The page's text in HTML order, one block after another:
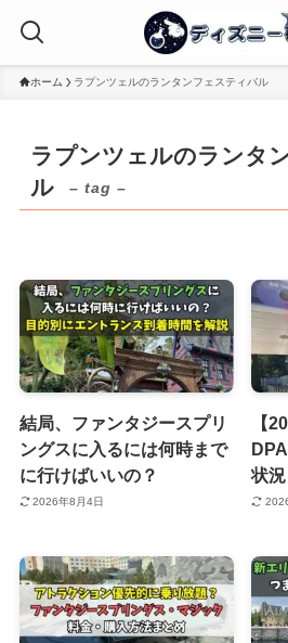
ホーム ラプンツェルのランタンフェスティバル
ラプンツェルのランタ
ル
– tag –
結局、ファンタジースプリ
ングスに入るには何時まで
に行けばいいの？
2026年8月4日
【
状